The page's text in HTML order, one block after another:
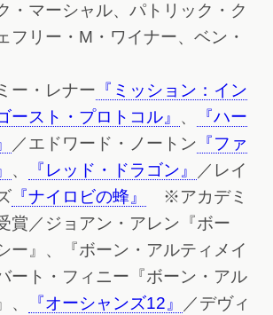
・マーシャル、パトリック・ク
フリー・M・ワイナー、ベン・
ー・レナー 『ミッション：イン
ースト・プロトコル』 、
『ハー
／エドワード・ノートン 『ファ
、 『レッド・ドラゴン』
／レイ
『ナイロビの蜂』
※アカデミ
賞／ジョアン・アレン『ボー
ー』、『ボーン・アルティメイ
ート・フィニー『ボーン・アル
、
『オーシャンズ12』 ／デヴィ